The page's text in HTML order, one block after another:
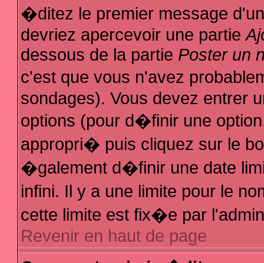
�ditez le premier message
devriez apercevoir une partie
dessous de la partie Poster un
c'est que vous n'avez
sondages). Vous devez entrer
options (pour d�finir une
appropri� puis cliquez sur le
�galement d�finir une date
infini. Il y a une limite pour le
cette limite est fix�e par
Revenir en haut de page